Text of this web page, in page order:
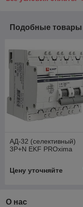
Подобные товары
АД-32 (селективный)
3P+N EKF PROxima
Цену уточняйте
О нас